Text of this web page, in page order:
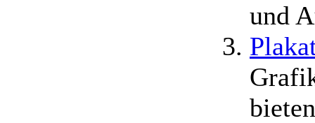
und